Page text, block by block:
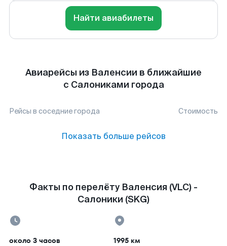
Найти авиабилеты
Авиарейсы из Валенсии в ближайшие
с Салониками города
Рейсы в соседние города Стоимость
Показать больше рейсов
Факты по перелёту Валенсия (VLC) -
Салоники (SKG)
около 3 часов 1995 км